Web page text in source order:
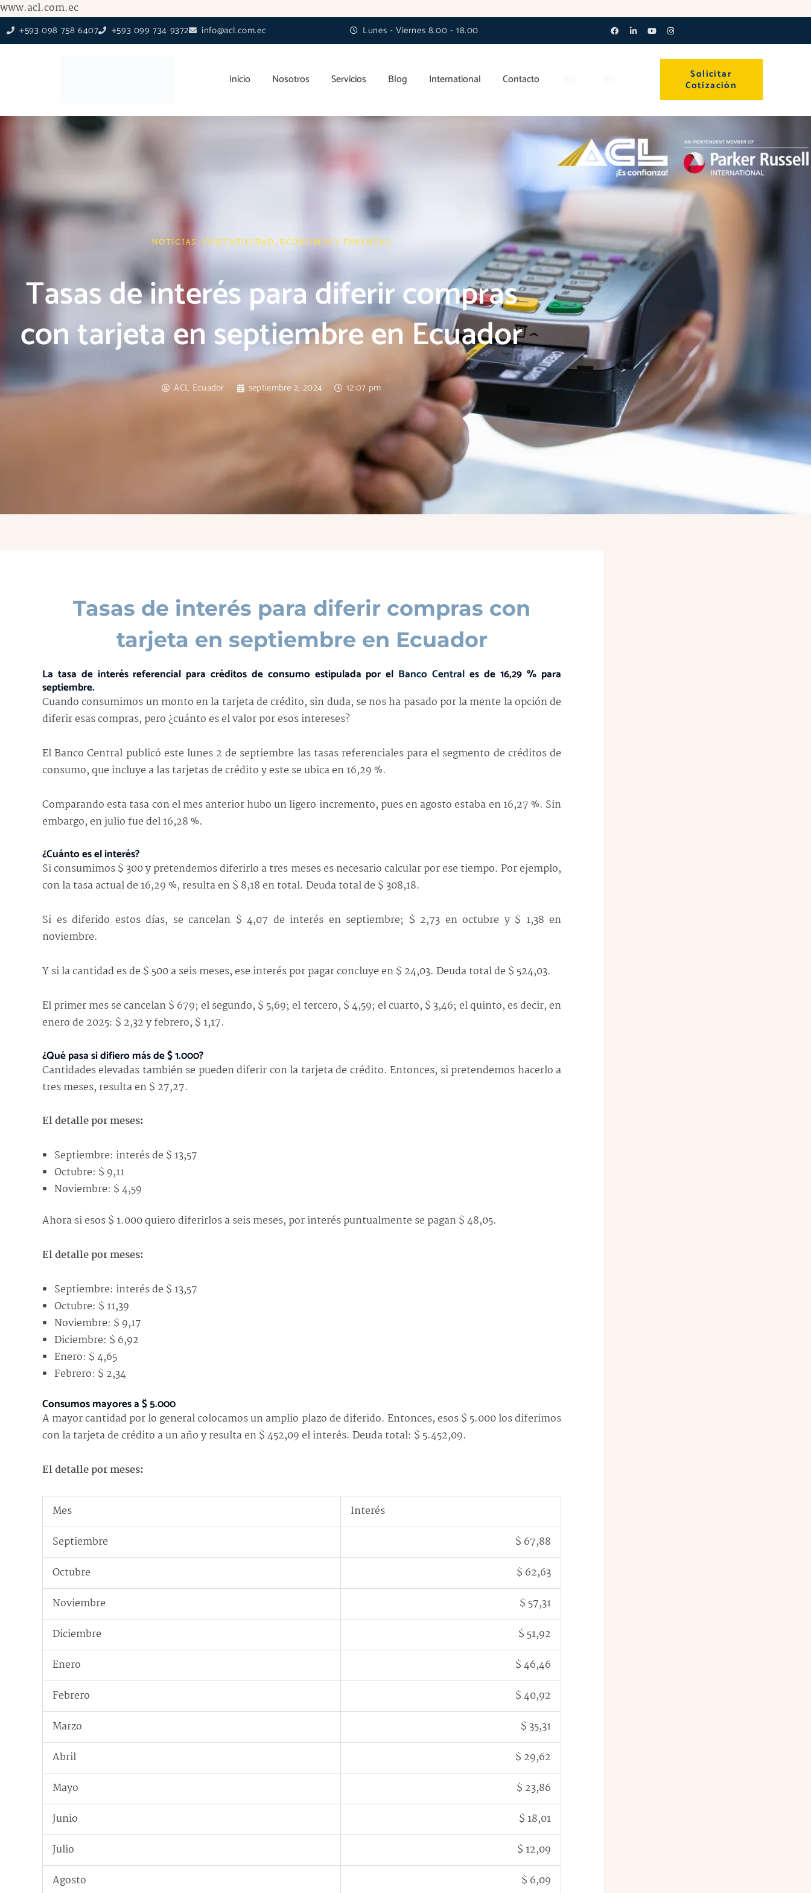
www.acl.com.ecIr
al
contenido
+593 098 758 6407 +593 099 734 9372 info@acl.com.ec Lunes - Viernes 8.00 - 18.00 Facebook-
f
Linkedin-
in
YoutubeInstagram
Inicio Nosotros Servicios Blog International Contacto Solicitar
Cotización
NOTICIAS,CONTABILIDAD,ECONOMÍA Y FINANZAS
Tasas de interés para diferir compras
con tarjeta en septiembre en Ecuador
ACL Ecuador septiembre 2, 2024 12:07 pm
Tasas de interés para diferir compras con
tarjeta en septiembre en Ecuador
La tasa de interés referencial para créditos de consumo estipulada por el Banco Central es de 16,29 % para
septiembre.
Cuando consumimos un monto en la tarjeta de crédito, sin duda, se nos ha pasado por la mente la opción de
diferir esas compras, pero ¿cuánto es el valor por esos intereses?
El Banco Central publicó este lunes 2 de septiembre las tasas referenciales para el segmento de créditos de
consumo, que incluye a las tarjetas de crédito y este se ubica en 16,29 %.
Comparando esta tasa con el mes anterior hubo un ligero incremento, pues en agosto estaba en 16,27 %. Sin
embargo, en julio fue del 16,28 %.
¿Cuánto es el interés?
Si consumimos $ 300 y pretendemos diferirlo a tres meses es necesario calcular por ese tiempo. Por ejemplo,
con la tasa actual de 16,29 %, resulta en $ 8,18 en total. Deuda total de $ 308,18.
Si es diferido estos días, se cancelan $ 4,07 de interés en septiembre; $ 2,73 en octubre y $ 1,38 en
noviembre.
Y si la cantidad es de $ 500 a seis meses, ese interés por pagar concluye en $ 24,03. Deuda total de $ 524,03.
El primer mes se cancelan $ 679; el segundo, $ 5,69; el tercero, $ 4,59; el cuarto, $ 3,46; el quinto, es decir, en
enero de 2025: $ 2,32 y febrero, $ 1,17.
¿Qué pasa si difiero más de $ 1.000?
Cantidades elevadas también se pueden diferir con la tarjeta de crédito. Entonces, si pretendemos hacerlo a
tres meses, resulta en $ 27,27.
El detalle por meses:
Septiembre: interés de $ 13,57
Octubre: $ 9,11
Noviembre: $ 4,59
Ahora si esos $ 1.000 quiero diferirlos a seis meses, por interés puntualmente se pagan $ 48,05.
El detalle por meses:
Septiembre: interés de $ 13,57
Octubre: $ 11,39
Noviembre: $ 9,17
Diciembre: $ 6,92
Enero: $ 4,65
Febrero: $ 2,34
Consumos mayores a $ 5.000
A mayor cantidad por lo general colocamos un amplio plazo de diferido. Entonces, esos $ 5.000 los diferimos
con la tarjeta de crédito a un año y resulta en $ 452,09 el interés. Deuda total: $ 5.452,09.
El detalle por meses:
Mes
Interés
Septiembre
$ 67,88
Octubre
$ 62,63
Noviembre
$ 57,31
Diciembre
$ 51,92
Enero
$ 46,46
Febrero
$ 40,92
Marzo
$ 35,31
Abril
$ 29,62
Mayo
$ 23,86
Junio
$ 18,01
Julio
$ 12,09
Agosto
$ 6,09